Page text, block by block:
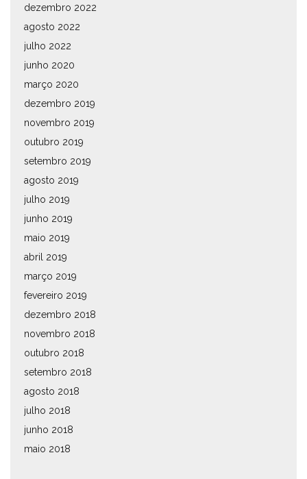
dezembro 2022
agosto 2022
julho 2022
junho 2020
março 2020
dezembro 2019
novembro 2019
outubro 2019
setembro 2019
agosto 2019
julho 2019
junho 2019
maio 2019
abril 2019
março 2019
fevereiro 2019
dezembro 2018
novembro 2018
outubro 2018
setembro 2018
agosto 2018
julho 2018
junho 2018
maio 2018